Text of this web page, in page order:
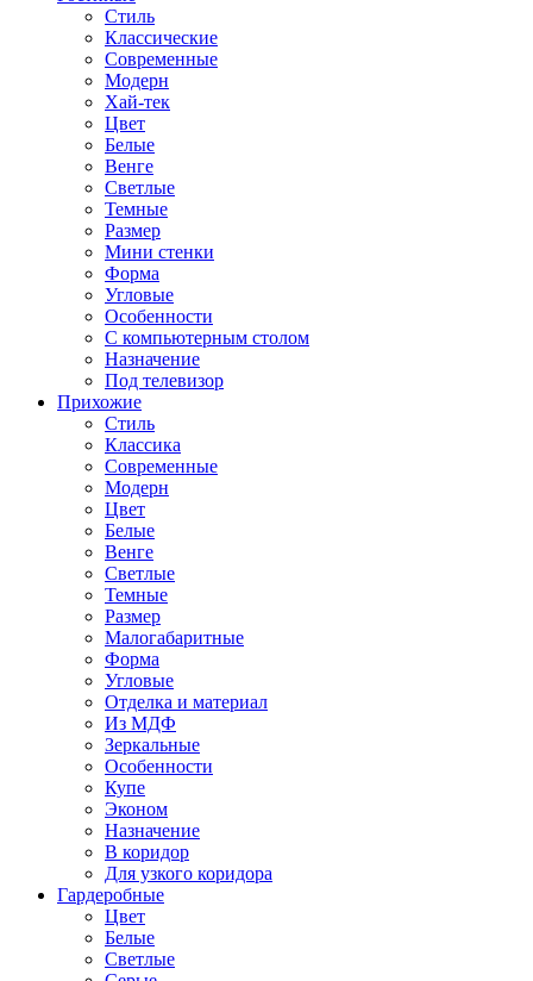
Стиль
Классические
Современные
Модерн
Хай-тек
Цвет
Белые
Венге
Светлые
Темные
Размер
Мини стенки
Форма
Угловые
Особенности
С компьютерным столом
Назначение
Под телевизор
Прихожие
Стиль
Классика
Современные
Модерн
Цвет
Белые
Венге
Светлые
Темные
Размер
Малогабаритные
Форма
Угловые
Отделка и материал
Из МДФ
Зеркальные
Особенности
Купе
Эконом
Назначение
В коридор
Для узкого коридора
Гардеробные
Цвет
Белые
Светлые